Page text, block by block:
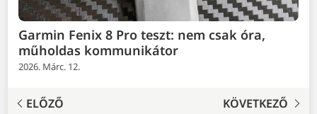
Garmin Fenix 8 Pro teszt: nem csak óra,
műholdas kommunikátor
2026. Márc. 12.
ELŐZŐ KÖVETKEZŐ